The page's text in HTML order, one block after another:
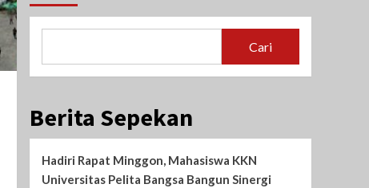
Cari
Berita Sepekan
Hadiri Rapat Minggon, Mahasiswa KKN
Universitas Pelita Bangsa Bangun Sinergi